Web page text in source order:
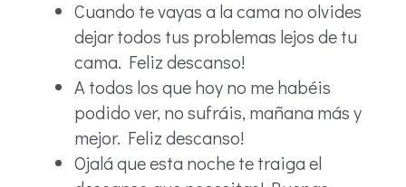
Cuando te vayas a la cama no olvides
dejar todos tus problemas lejos de tu
cama. Feliz descanso!
A todos los que hoy no me habéis
podido ver, no sufráis, mañana más y
mejor. Feliz descanso!
Ojalá que esta noche te traiga el